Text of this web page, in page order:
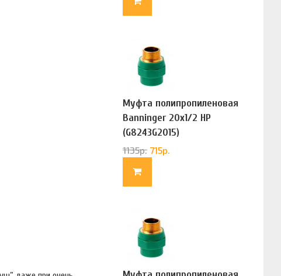
Муфта полипропиленовая
Banninger 20х1/2 НР
(G8243G2015)
1135р. 715р.